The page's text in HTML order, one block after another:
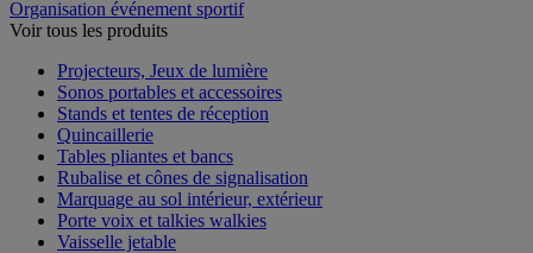
Organisation événement sportif
Voir tous les produits
Projecteurs, Jeux de lumière
Sonos portables et accessoires
Stands et tentes de réception
Quincaillerie
Tables pliantes et bancs
Rubalise et cônes de signalisation
Marquage au sol intérieur, extérieur
Porte voix et talkies walkies
Vaisselle jetable